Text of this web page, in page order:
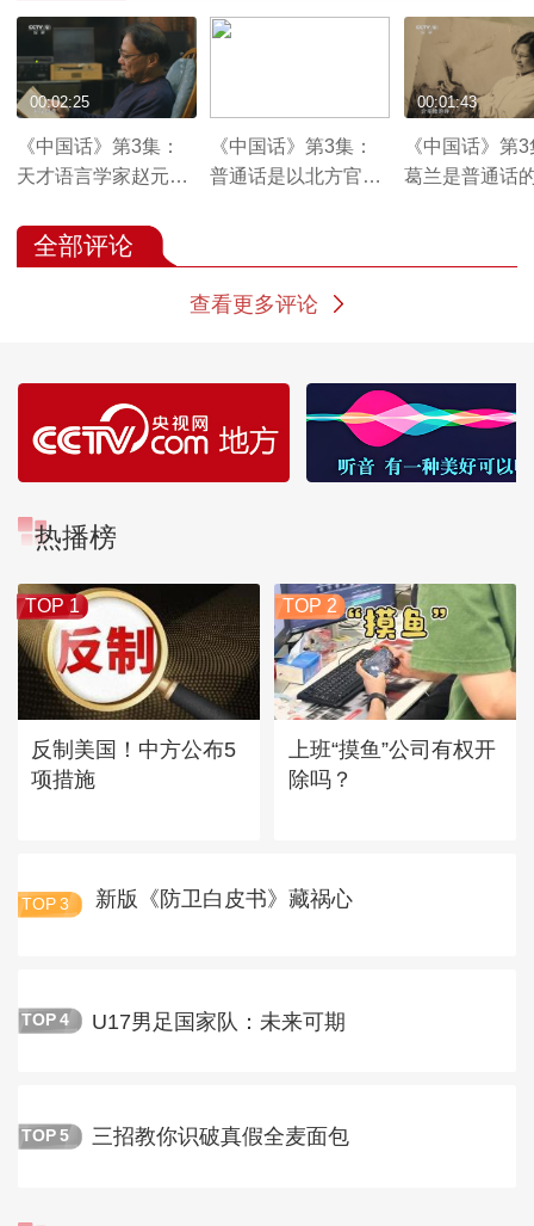
《中国话》第3集：
天才语言学家赵元任
33种方言
00:02:25
《中国话》第3集：
普通话是以北方官话
《中国话》第
葛兰是普通话
00:01:43
全部评论
查看更多评论
热播榜
TOP 1
反制美国！中方公布5
项措施
TOP 2
上班“摸鱼”公司有权开
除吗？
TOP 3 新版《防卫白皮书》藏祸心
TOP 4 U17男足国家队：未来可期
TOP 5 三招教你识破真假全麦面包